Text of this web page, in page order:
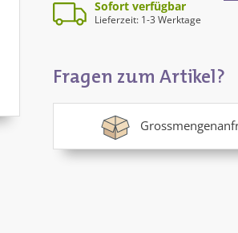
Sofort verfügbar
Lieferzeit: 1-3 Werktage
Fragen zum Artikel?